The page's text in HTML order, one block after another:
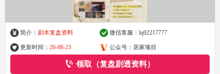
简介： 剧本复盘资料 微信客服：lq02217777
更新时间： 20-08-23 公众号：居家项目
领取（复盘剧透资料）